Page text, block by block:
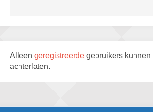
Alleen geregistreerde gebruikers kunnen
achterlaten.